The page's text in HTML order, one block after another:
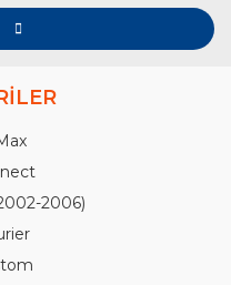
2006)